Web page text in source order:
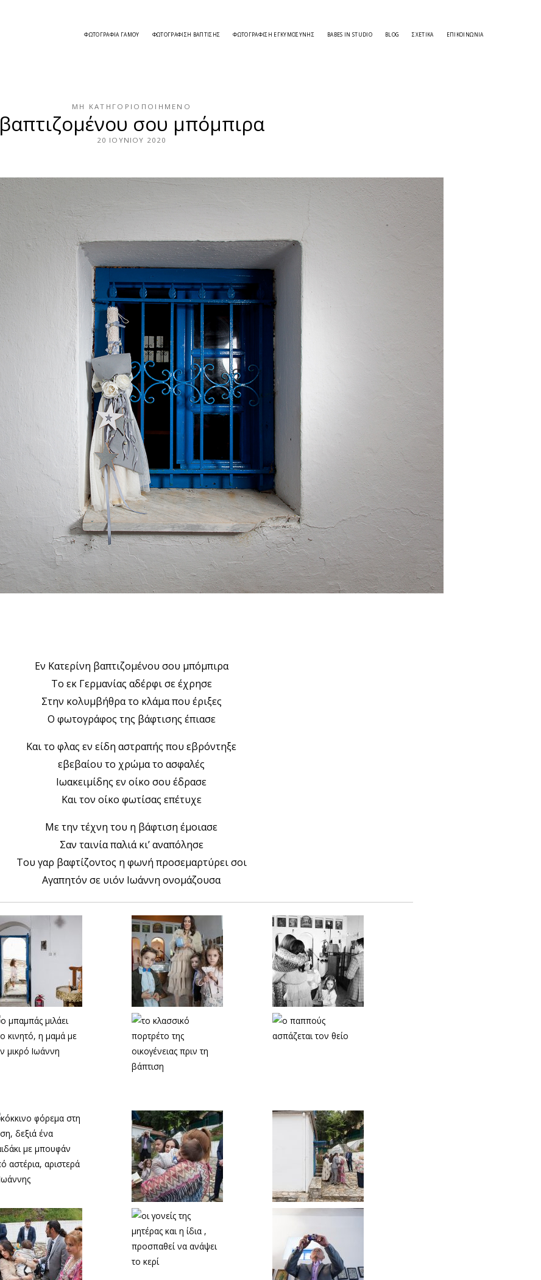
ΦΩΤΟΓΡΑΦΊΑ ΓΆΜΟΥ ΦΩΤΟΓΡΆΦΙΣΗ ΒΆΠΤΙΣΗΣ ΦΩΤΟΓΡΆΦΙΣΗ ΕΓΚΥΜΟΣΎΝΗΣ BABES IN STUDIO BLOG ΣΧΕΤΙΚΑ ΕΠΙΚΟΙΝΩΝΊΑ
ΜΗ ΚΑΤΗΓΟΡΙΟΠΟΙΗΜΈΝΟ
βαπτιζομένου σου μπόμπιρα
20 ΙΟΥΝΊΟΥ 2020
Εν Κατερίνη βαπτιζομένου σου μπόμπιρα
Το εκ Γερμανίας αδέρφι σε έχρησε
Στην κολυμβήθρα το κλάμα που έριξες
Ο φωτογράφος της βάφτισης έπιασε
Και το φλας εν είδη αστραπής που εβρόντηξε
εβεβαίου το χρώμα το ασφαλές
Ιωακειμίδης εν οίκο σου έδρασε
Και τον οίκο φωτίσας επέτυχε
Με την τέχνη του η βάφτιση έμοιασε
Σαν ταινία παλιά κι’ αναπόλησε
Του γαρ βαφτίζοντος η φωνή προσεμαρτύρει σοι
Αγαπητόν σε υιόν Ιωάννη ονομάζουσα